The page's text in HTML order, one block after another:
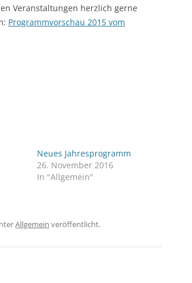
Veranstaltungen herzlich gerne
Programmvorschau 2015 vom
Neues Jahresprogramm
26. November 2016
In "Allgemein"
Allgemein veröffentlicht.